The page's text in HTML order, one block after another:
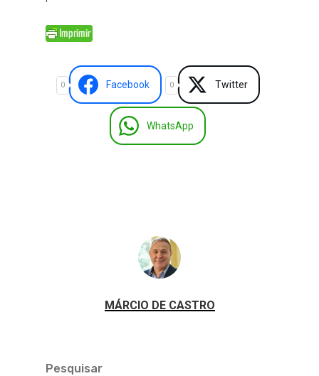
0 Facebook 0 Twitter
WhatsApp
MÁRCIO DE CASTRO
Pesquisar